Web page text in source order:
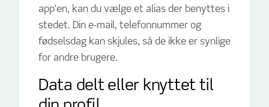
app'en, kan du vælge et alias der benyttes i
stedet. Din e-mail, telefonnummer og
fødselsdag kan skjules, så de ikke er synlige
for andre brugere.
Data delt eller knyttet til